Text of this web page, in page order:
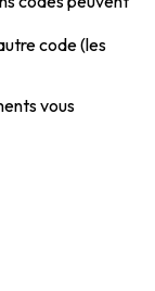
code (les
vous